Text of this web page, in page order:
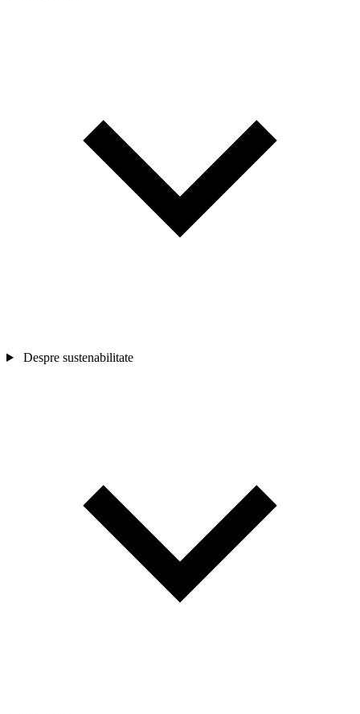
Despre sustenabilitate